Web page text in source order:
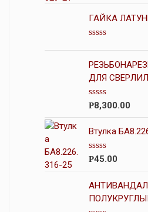
н
а
и
з
5
ГАЙКА
ц
е
к
а
и
з
ДЛЯ
О
н
а
0
5
Р8,300.00
Втулка
О
н
к
а
Р45.00